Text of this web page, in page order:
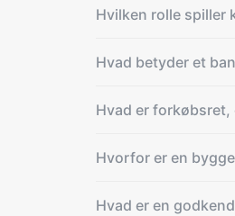
Hvilken rolle spiller
Hvad betyder et
Hvad er
Hvorfor er en
Hvad er en